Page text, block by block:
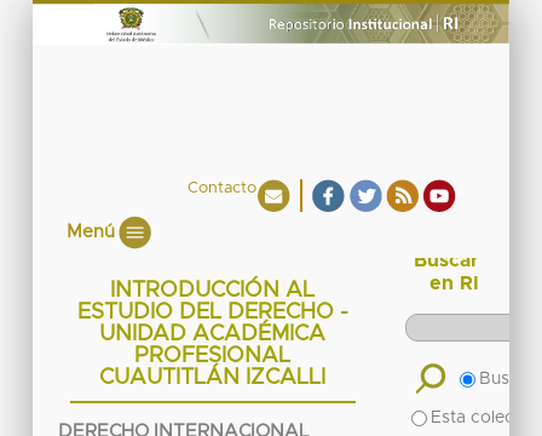
Contacto
Menú
INTRODUCCIÓN AL
ESTUDIO DEL DERECHO -
UNIDAD ACADÉMICA
PROFESIONAL
CUAUTITLÁN IZCALLI
DERECHO INTERNACIONAL
Buscar
en RI
Buscar
Esta